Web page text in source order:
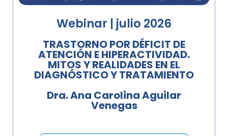
Webinar | julio 2026
TRASTORNO POR DÉFICIT DE
ATENCIÓN E HIPERACTIVIDAD.
MITOS Y REALIDADES EN EL
DIAGNÓSTICO Y TRATAMIENTO
Dra. Ana Carolina Aguilar
Venegas